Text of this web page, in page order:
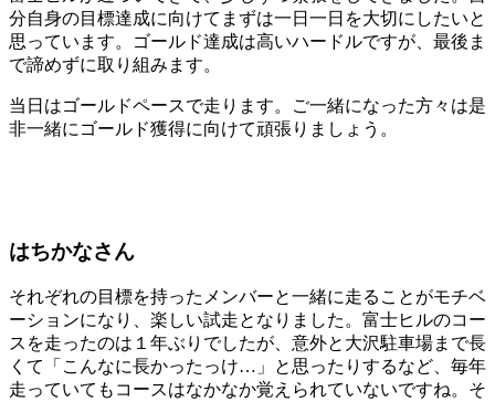
分自身の目標達成に向けてまずは一日一日を大切にしたいと
思っています。ゴールド達成は高いハードルですが、最後ま
で諦めずに取り組みます。
当日はゴールドペースで走ります。ご一緒になった方々は是
非一緒にゴールド獲得に向けて頑張りましょう。
はちかなさん
それぞれの目標を持ったメンバーと一緒に走ることがモチベ
ーションになり、楽しい試走となりました。富士ヒルのコー
スを走ったのは１年ぶりでしたが、意外と大沢駐車場まで長
くて「こんなに長かったっけ…」と思ったりするなど、毎年
走っていてもコースはなかなか覚えられていないですね。そ